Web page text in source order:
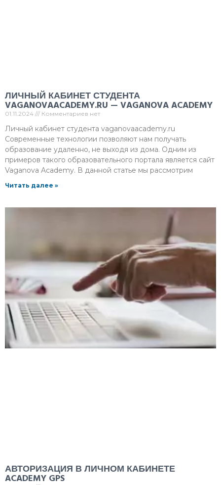
ЛИЧНЫЙ КАБИНЕТ СТУДЕНТА
VAGANOVAACADEMY.RU — VAGANOVA ACADEMY
01.11.2024 Комментариев нет
Личный кабинет студента vaganovaacademy.ru
Современные технологии позволяют нам получать
образование удаленно, не выходя из дома. Одним из
примеров такого образовательного портала является сайт
Vaganova Academy. В данной статье мы рассмотрим
Читать далее »
АВТОРИЗАЦИЯ В ЛИЧНОМ КАБИНЕТЕ
ACADEMY GPS